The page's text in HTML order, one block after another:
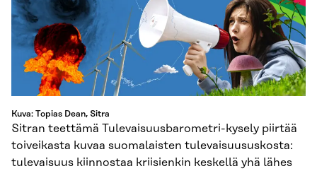
Kuva: Topias Dean, Sitra
Sitran teettämä Tulevaisuusbarometri-kysely piirtää
toiveikasta kuvaa suomalaisten tulevaisuususkosta:
tulevaisuus kiinnostaa kriisienkin keskellä yhä lähes